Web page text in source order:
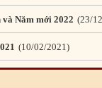
Năm mới 2022 23/12
10/02/2021